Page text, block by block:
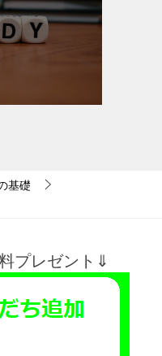
基礎
プレゼント⇓